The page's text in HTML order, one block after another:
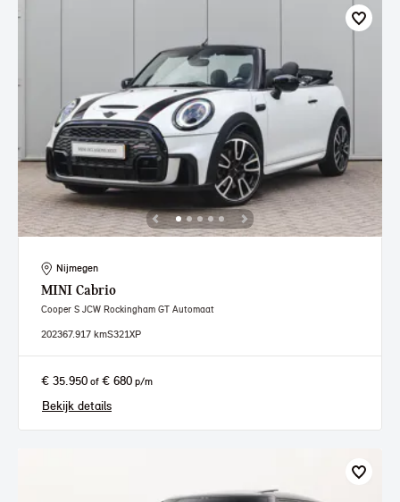
Nijmegen
MINI Cabrio
Cooper S JCW Rockingham GT Automaat
202367.917 kmS321XP
€ 35.950 of € 680 p/m
Bekijk details